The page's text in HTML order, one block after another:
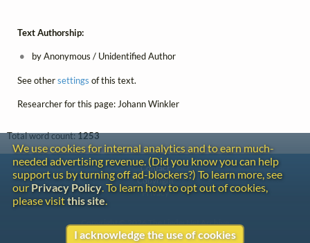
Text Authorship:
by Anonymous / Unidentified Author
See othersettings of this text.
Researcher for this page: Johann Winkler
Total word count:1253
We use cookies for internal analytics and to earn much-
needed advertising revenue. (Did you know you can help
support us by turning off ad-blockers?) To learn more, see
our Privacy Policy. To learn how to opt out of cookies,
please visitthis site.
I acknowledge the use of cookies
Contact
Copyright
Privacy
Copyright © 2026 The LiederNet Archive